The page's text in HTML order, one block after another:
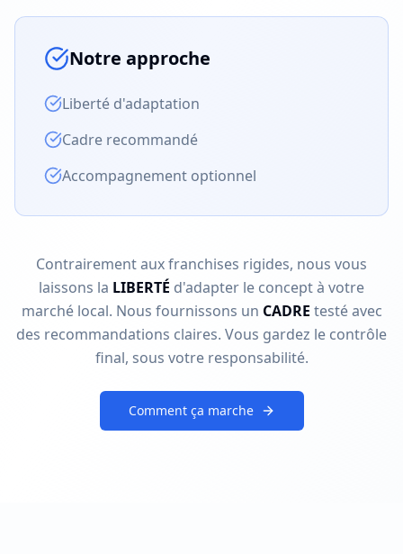
Notre approche
Liberté d'adaptation
Cadre recommandé
Accompagnement optionnel
Contrairement aux franchises rigides, nous vous
laissons la LIBERTÉ d'adapter le concept à votre
marché local. Nous fournissons un CADRE testé avec
des recommandations claires. Vous gardez le contrôle
final, sous votre responsabilité.
Comment ça marche